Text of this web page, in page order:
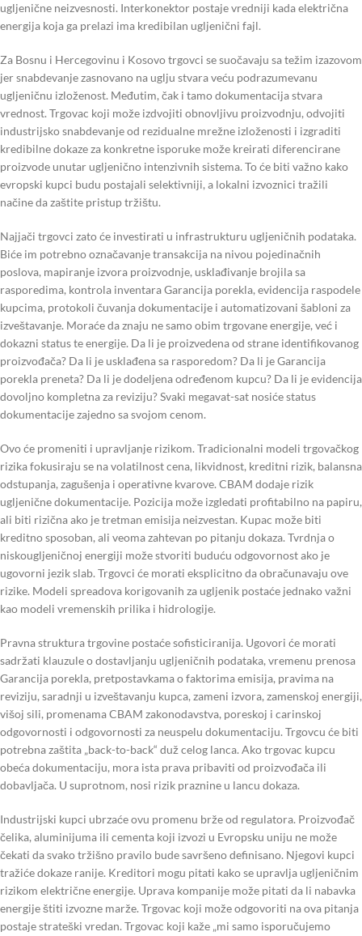
ugljenične neizvesnosti. Interkonektor postaje vredniji kada električna
energija koja ga prelazi ima kredibilan ugljenični fajl.
Za Bosnu i Hercegovinu i Kosovo trgovci se suočavaju sa težim izazovom
jer snabdevanje zasnovano na uglju stvara veću podrazumevanu
ugljeničnu izloženost. Međutim, čak i tamo dokumentacija stvara
vrednost. Trgovac koji može izdvojiti obnovljivu proizvodnju, odvojiti
industrijsko snabdevanje od rezidualne mrežne izloženosti i izgraditi
kredibilne dokaze za konkretne isporuke može kreirati diferencirane
proizvode unutar ugljenično intenzivnih sistema. To će biti važno kako
evropski kupci budu postajali selektivniji, a lokalni izvoznici tražili
načine da zaštite pristup tržištu.
Najjači trgovci zato će investirati u infrastrukturu ugljeničnih podataka.
Biće im potrebno označavanje transakcija na nivou pojedinačnih
poslova, mapiranje izvora proizvodnje, usklađivanje brojila sa
rasporedima, kontrola inventara Garancija porekla, evidencija raspodele
kupcima, protokoli čuvanja dokumentacije i automatizovani šabloni za
izveštavanje. Moraće da znaju ne samo obim trgovane energije, već i
dokazni status te energije. Da li je proizvedena od strane identifikovanog
proizvođača? Da li je usklađena sa rasporedom? Da li je Garancija
porekla preneta? Da li je dodeljena određenom kupcu? Da li je evidencija
dovoljno kompletna za reviziju? Svaki megavat-sat nosiće status
dokumentacije zajedno sa svojom cenom.
Ovo će promeniti i upravljanje rizikom. Tradicionalni modeli trgovačkog
rizika fokusiraju se na volatilnost cena, likvidnost, kreditni rizik, balansna
odstupanja, zagušenja i operativne kvarove. CBAM dodaje rizik
ugljenične dokumentacije. Pozicija može izgledati profitabilno na papiru,
ali biti rizična ako je tretman emisija neizvestan. Kupac može biti
kreditno sposoban, ali veoma zahtevan po pitanju dokaza. Tvrdnja o
niskougljeničnoj energiji može stvoriti buduću odgovornost ako je
ugovorni jezik slab. Trgovci će morati eksplicitno da obračunavaju ove
rizike. Modeli spreadova korigovanih za ugljenik postaće jednako važni
kao modeli vremenskih prilika i hidrologije.
Pravna struktura trgovine postaće sofisticiranija. Ugovori će morati
sadržati klauzule o dostavljanju ugljeničnih podataka, vremenu prenosa
Garancija porekla, pretpostavkama o faktorima emisija, pravima na
reviziju, saradnji u izveštavanju kupca, zameni izvora, zamenskoj energiji,
višoj sili, promenama CBAM zakonodavstva, poreskoj i carinskoj
odgovornosti i odgovornosti za neuspelu dokumentaciju. Trgovcu će biti
potrebna zaštita „back-to-back“ duž celog lanca. Ako trgovac kupcu
obeća dokumentaciju, mora ista prava pribaviti od proizvođača ili
dobavljača. U suprotnom, nosi rizik praznine u lancu dokaza.
Industrijski kupci ubrzaće ovu promenu brže od regulatora. Proizvođač
čelika, aluminijuma ili cementa koji izvozi u Evropsku uniju ne može
čekati da svako tržišno pravilo bude savršeno definisano. Njegovi kupci
tražiće dokaze ranije. Kreditori mogu pitati kako se upravlja ugljeničnim
rizikom električne energije. Uprava kompanije može pitati da li nabavka
energije štiti izvozne marže. Trgovac koji može odgovoriti na ova pitanja
postaje strateški vredan. Trgovac koji kaže „mi samo isporučujemo